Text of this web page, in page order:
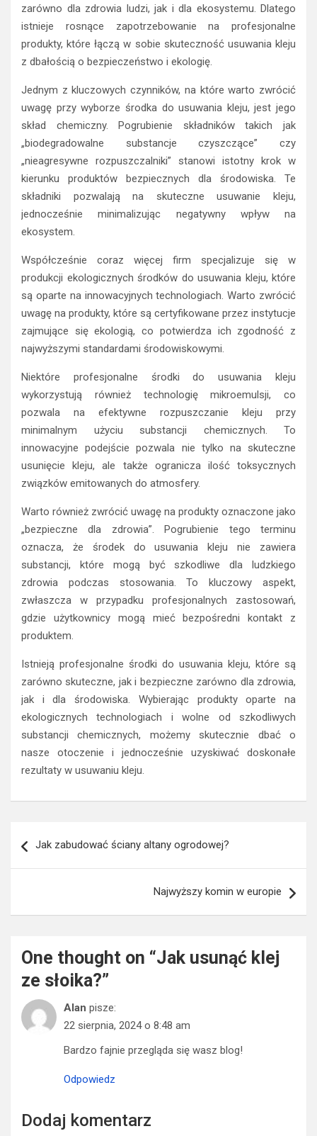
zarówno dla zdrowia ludzi, jak i dla ekosystemu. Dlatego
istnieje rosnące zapotrzebowanie na profesjonalne
produkty, które łączą w sobie skuteczność usuwania kleju
z dbałością o bezpieczeństwo i ekologię.
Jednym z kluczowych czynników, na które warto zwrócić
uwagę przy wyborze środka do usuwania kleju, jest jego
skład chemiczny. Pogrubienie składników takich jak
„biodegradowalne substancje czyszczące” czy
„nieagresywne rozpuszczalniki” stanowi istotny krok w
kierunku produktów bezpiecznych dla środowiska. Te
składniki pozwalają na skuteczne usuwanie kleju,
jednocześnie minimalizując negatywny wpływ na
ekosystem.
Współcześnie coraz więcej firm specjalizuje się w
produkcji ekologicznych środków do usuwania kleju, które
są oparte na innowacyjnych technologiach. Warto zwrócić
uwagę na produkty, które są certyfikowane przez instytucje
zajmujące się ekologią, co potwierdza ich zgodność z
najwyższymi standardami środowiskowymi.
Niektóre profesjonalne środki do usuwania kleju
wykorzystują również technologię mikroemulsji, co
pozwala na efektywne rozpuszczanie kleju przy
minimalnym użyciu substancji chemicznych. To
innowacyjne podejście pozwala nie tylko na skuteczne
usunięcie kleju, ale także ogranicza ilość toksycznych
związków emitowanych do atmosfery.
Warto również zwrócić uwagę na produkty oznaczone jako
„bezpieczne dla zdrowia”. Pogrubienie tego terminu
oznacza, że środek do usuwania kleju nie zawiera
substancji, które mogą być szkodliwe dla ludzkiego
zdrowia podczas stosowania. To kluczowy aspekt,
zwłaszcza w przypadku profesjonalnych zastosowań,
gdzie użytkownicy mogą mieć bezpośredni kontakt z
produktem.
Istnieją profesjonalne środki do usuwania kleju, które są
zarówno skuteczne, jak i bezpieczne zarówno dla zdrowia,
jak i dla środowiska. Wybierając produkty oparte na
ekologicznych technologiach i wolne od szkodliwych
substancji chemicznych, możemy skutecznie dbać o
nasze otoczenie i jednocześnie uzyskiwać doskonałe
rezultaty w usuwaniu kleju.
wpisu
Jak zabudować ściany altany ogrodowej?
Najwyższy komin w europie
One thought on “Jak usunąć klej
ze słoika?”
Alan pisze:
22 sierpnia, 2024 o 8:48 am
Bardzo fajnie przegląda się wasz blog!
Odpowiedz
Dodaj komentarz